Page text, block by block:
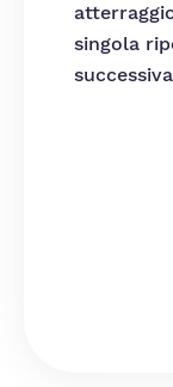
singola